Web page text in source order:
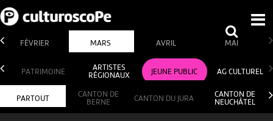
FÉVRIER MARS AVRIL MAI
PATRIMOINE
ARTISTES
RÉGIONAUX
JEUNE PUBLIC AG CULTUREL
PARTOUT
CANTON DE
BERNE
CANTON DU JURA
CANTON DE
NEUCHÂTEL